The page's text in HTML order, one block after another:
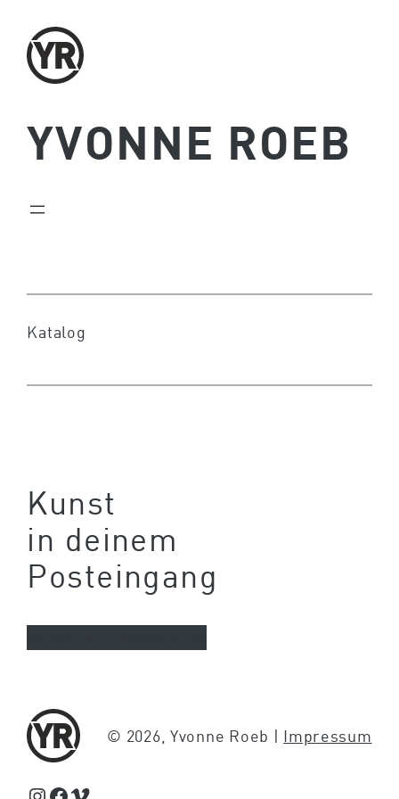
Inhalt
springen
YVONNE ROEB
Katalog
Kunst
in deinem
Posteingang
© 2026, Yvonne Roeb | Impressum